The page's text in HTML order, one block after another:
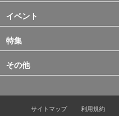
イベント
特集
その他
サイトマップ 利用規約